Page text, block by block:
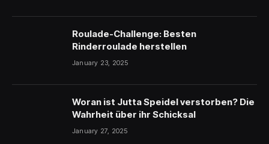
Roulade-Challenge: Besten
Rinderroulade herstellen
January 23, 2025
Woran ist Jutta Speidel verstorben? Die
Wahrheit über ihr Schicksal
January 27, 2025